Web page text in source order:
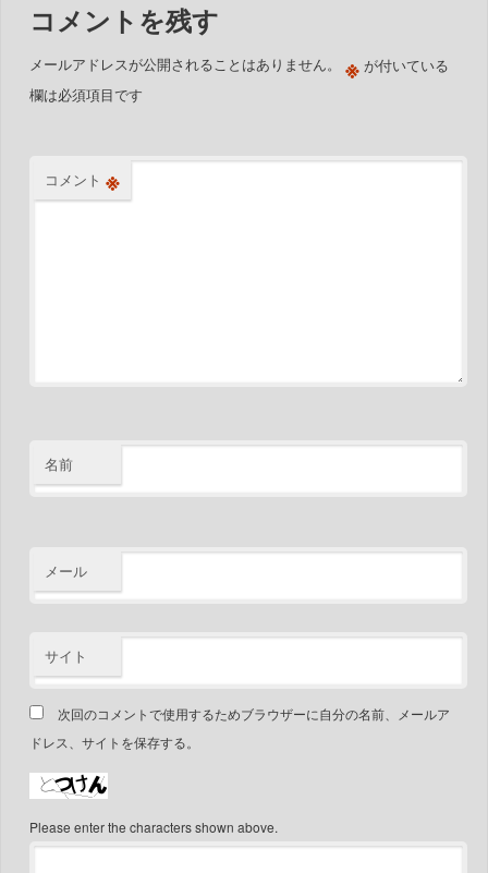
コメントを残す
メールアドレスが公開されることはありません。 ※ が付いている
欄は必須項目です
コメント ※
名前
メール
サイト
次回のコメントで使用するためブラウザーに自分の名前、メールア
ドレス、サイトを保存する。
Please enter the characters shown above.